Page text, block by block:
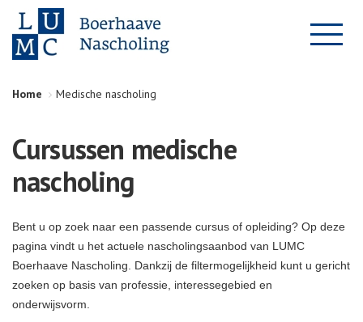
Home Medische nascholing
Cursussen medische
nascholing
Bent u op zoek naar een passende cursus of opleiding? Op deze
pagina vindt u het actuele nascholingsaanbod van LUMC
Boerhaave Nascholing. Dankzij de filtermogelijkheid kunt u gericht
zoeken op basis van professie, interessegebied en
onderwijsvorm.